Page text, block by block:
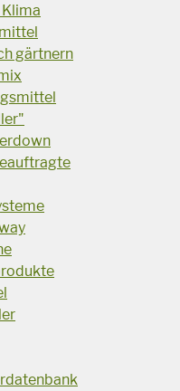
Klima
gärtnern